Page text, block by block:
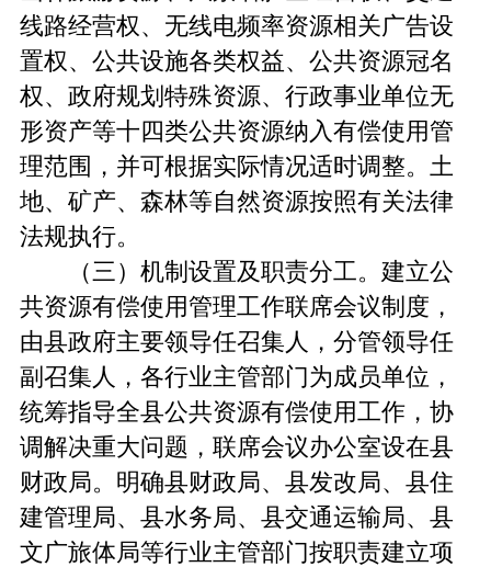
线路经营权、无线电频率资源相关广告设
置权、公共设施各类权益、公共资源冠名
权、政府规划特殊资源、行政事业单位无
形资产等十四类公共资源纳入有偿使用管
理范围，并可根据实际情况适时调整。土
地、矿产、森林等自然资源按照有关法律
法规执行。
（三）机制设置及职责分工。建立公
共资源有偿使用管理工作联席会议制度，
由县政府主要领导任召集人，分管领导任
副召集人，各行业主管部门为成员单位，
统筹指导全县公共资源有偿使用工作，协
调解决重大问题，联席会议办公室设在县
财政局。明确县财政局、县发改局、县住
建管理局、县水务局、县交通运输局、县
文广旅体局等行业主管部门按职责建立项